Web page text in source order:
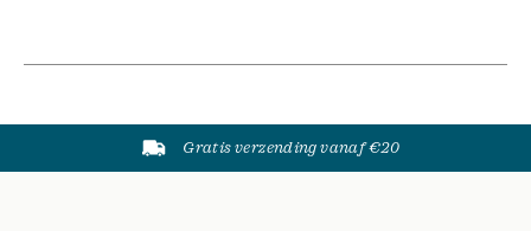
Gratis verzending vanaf €20